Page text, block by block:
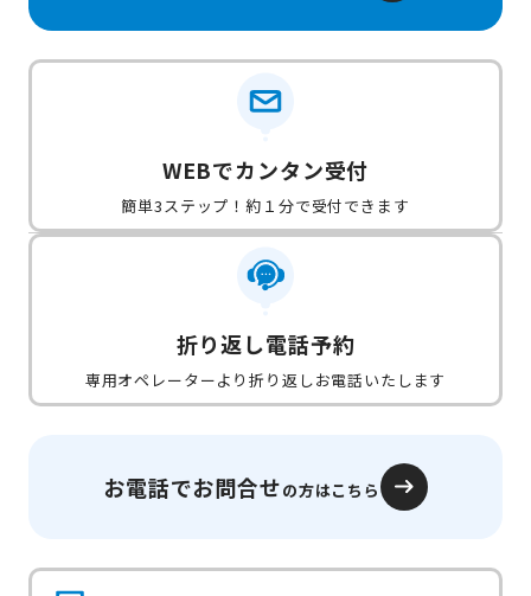
WEBでカンタン受付
簡単3ステップ！約１分で受付できます
折り返し電話予約
専用オペレーターより折り返しお電話いたします
お電話でお問合せの方はこちら